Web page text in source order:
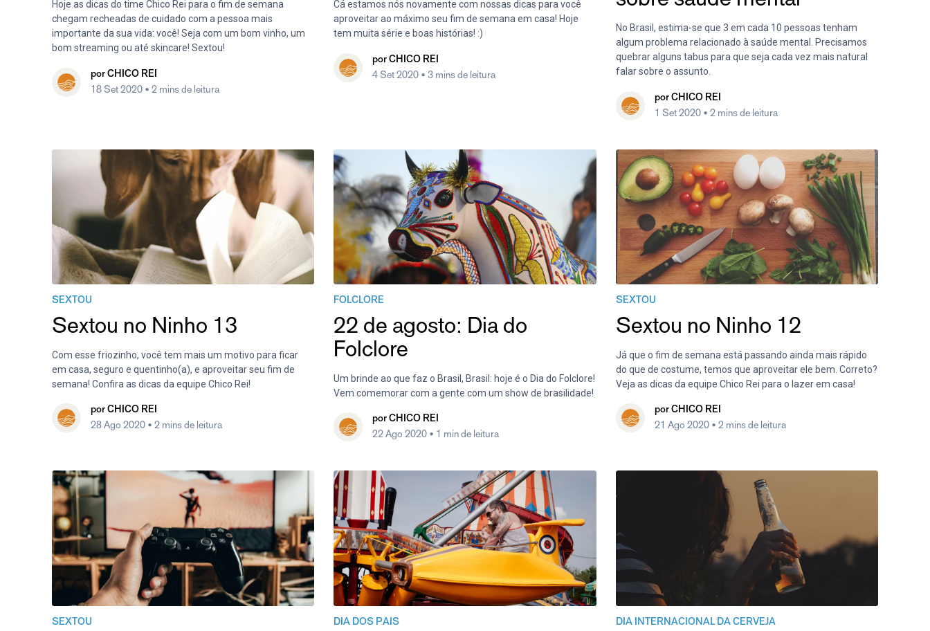
Hoje as dicas do time Chico Rei para o fim de semana
chegam recheadas de cuidado com a pessoa mais
importante da sua vida: você! Seja com um bom vinho, um
bom streaming ou até skincare! Sextou!
por CHICO REI
18 Set 2020 • 2 mins de leitura
Cá estamos nós novamente com nossas dicas para você
aproveitar ao máximo seu fim de semana em casa! Hoje
tem muita série e boas histórias! :)
porCHICO REI
4 Set 2020 • 3 mins de leitura
No Brasil, estima-se que 3 em cada 10 pessoas tenham
algum problema relacionado à saúde mental. Precisamos
quebrar alguns tabus para que seja cada vez mais natural
falar sobre o assunto.
por CHICO REI
1 Set 2020 • 2 mins de leitura
SEXTOU
Sextou no Ninho 13
Com esse friozinho, você tem mais um motivo para ficar
em casa, seguro e quentinho(a), e aproveitar seu fim de
semana! Confira as dicas da equipe Chico Rei!
por CHICO REI
28 Ago 2020 • 2 mins de leitura
FOLCLORE
22 de agosto: Dia do
Folclore
Um brinde ao que faz o Brasil, Brasil: hoje é o Dia do Folclore!
Vem comemorar com a gente com um show de brasilidade!
porCHICO REI
22 Ago 2020 • 1 min de leitura
SEXTOU
Sextou no Ninho 12
Já que o fim de semana está passando ainda mais rápido
do que de costume, temos que aproveitar ele bem. Correto?
Veja as dicas da equipe Chico Rei para o lazer em casa!
por CHICO REI
21 Ago 2020 • 2 mins de leitura
SEXTOU DIA DOS PAIS DIA INTERNACIONAL DA CERVEJA